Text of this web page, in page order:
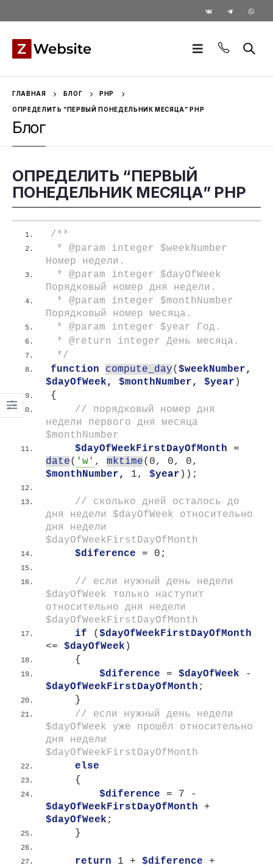
ГЛАВНАЯ БЛОГ PHP
ОПРЕДЕЛИТЬ “ПЕРВЫЙ ПОНЕДЕЛЬНИК МЕСЯЦА” PHP
Блог
ОПРЕДЕЛИТЬ “ПЕРВЫЙ
ПОНЕДЕЛЬНИК МЕСЯЦА” PHP
/**
* @param integer $weekNumber
Номер недели.
* @param integer $dayOfWeek
Порядковый номер дня недели.
* @param integer $monthNumber
Порядковый номер месяца.
* @param integer $year Год.
* @return integer День месяца.
*/
function
compute_day( $weekNumber,
$dayOfWeek,
$monthNumber, $year )
{
// порядковый номер дня
недели первого дня месяца
$monthNumber
$dayOfWeekFirstDayOfMonth
date( 'w' , mktime(
$monthNumber,
1, $year )) ;
// сколько дней осталось до
дня недели $dayOfWeek относительно
дня недели
$dayOfWeekFirstDayOfMonth
$diference = 0;
// если нужный день недели
$dayOfWeek только наступит
относительно дня недели
$dayOfWeekFirstDayOfMonth
if
( $dayOfWeekFirstDayOfMonth
<= $dayOfWeek )
{
$diference = $dayOfWeek
$dayOfWeekFirstDayOfMonth ;
}
// если нужный день недели
$dayOfWeek уже прошёл относительно
дня недели
$dayOfWeekFirstDayOfMonth
else
{
$diference
$dayOfWeekFirstDayOfMonth
$dayOfWeek ;
}
return 1 + $diference